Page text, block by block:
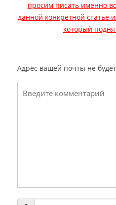
просим писать именно
данной конкретной статье
который
Адрес вашей почты не